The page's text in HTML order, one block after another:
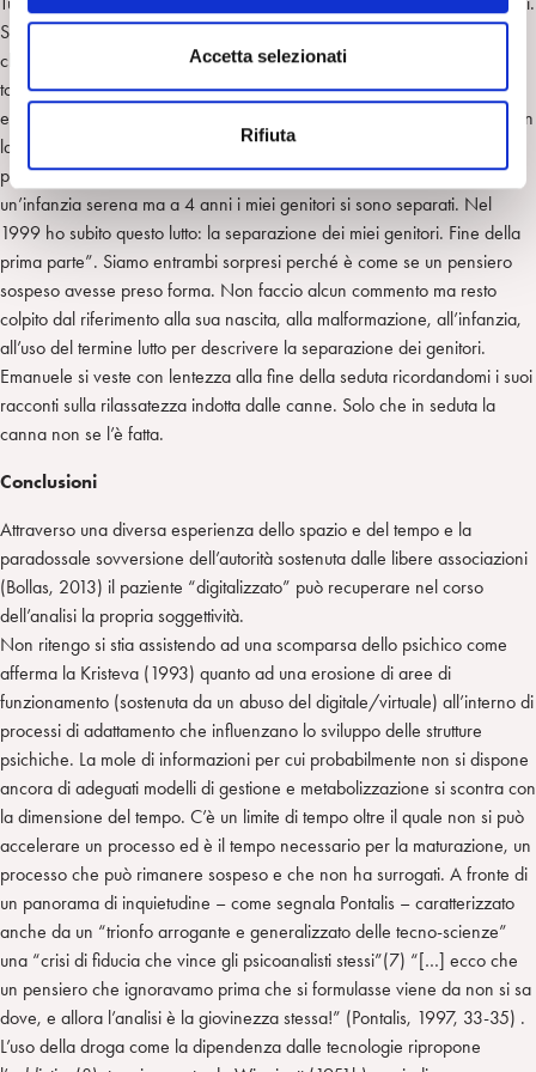
Accetta selezionati
Rifiuta
Sin da piccolo ho presentato problemi. Il dottore dopo che ero nato,
chiamò in separata sede mio padre per riferirgli che avevo un piede
torto. Nonostante ciò mio zio che oltre ad essere un grande ingegnere
era anche una magnifica persona (che non ha niente a che vedere con
la sorella, cioè mia madre), pagò di tasca sua una costosa operazione
per correggere il difetto perché ci teneva molto a me. I primi anni vivo
un’infanzia serena ma a 4 anni i miei genitori si sono separati. Nel
1999 ho subito questo lutto: la separazione dei miei genitori. Fine della
prima parte”. Siamo entrambi sorpresi perché è come se un pensiero
sospeso avesse preso forma. Non faccio alcun commento ma resto
colpito dal riferimento alla sua nascita, alla malformazione, all’infanzia,
all’uso del termine lutto per descrivere la separazione dei genitori.
Emanuele si veste con lentezza alla fine della seduta ricordandomi i suoi
racconti sulla rilassatezza indotta dalle canne. Solo che in seduta la
canna non se l’è fatta.
Conclusioni
Attraverso una diversa esperienza dello spazio e del tempo e la
paradossale sovversione dell’autorità sostenuta dalle libere associazioni
(Bollas, 2013) il paziente “digitalizzato” può recuperare nel corso
dell’analisi la propria soggettività.
Non ritengo si stia assistendo ad una scomparsa dello psichico come
afferma la Kristeva (1993) quanto ad una erosione di aree di
funzionamento (sostenuta da un abuso del digitale/virtuale) all’interno di
processi di adattamento che influenzano lo sviluppo delle strutture
psichiche. La mole di informazioni per cui probabilmente non si dispone
ancora di adeguati modelli di gestione e metabolizzazione si scontra con
la dimensione del tempo. C’è un limite di tempo oltre il quale non si può
accelerare un processo ed è il tempo necessario per la maturazione, un
processo che può rimanere sospeso e che non ha surrogati. A fronte di
un panorama di inquietudine – come segnala Pontalis – caratterizzato
anche da un “trionfo arrogante e generalizzato delle tecno-scienze”
una “crisi di fiducia che vince gli psicoanalisti stessi”(7) “[…] ecco che
un pensiero che ignoravamo prima che si formulasse viene da non si sa
dove, e allora l’analisi è la giovinezza stessa!” (Pontalis, 1997, 33-35) .
L’uso della droga come la dipendenza dalle tecnologie ripropone